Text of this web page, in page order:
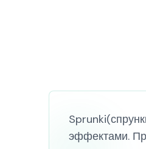
эффектами.